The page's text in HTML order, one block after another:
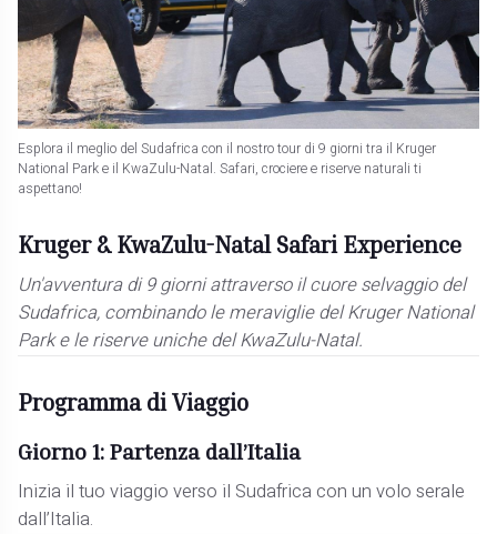
Esplora il meglio del Sudafrica con il nostro tour di 9 giorni tra il Kruger
National Park e il KwaZulu-Natal. Safari, crociere e riserve naturali ti
aspettano!
Kruger & KwaZulu-Natal Safari Experience
Un'avventura di 9 giorni attraverso il cuore selvaggio del
Sudafrica, combinando le meraviglie del Kruger National
Park e le riserve uniche del KwaZulu-Natal.
Programma di Viaggio
Giorno 1: Partenza dall’Italia
Inizia il tuo viaggio verso il Sudafrica con un volo serale
dall’Italia.